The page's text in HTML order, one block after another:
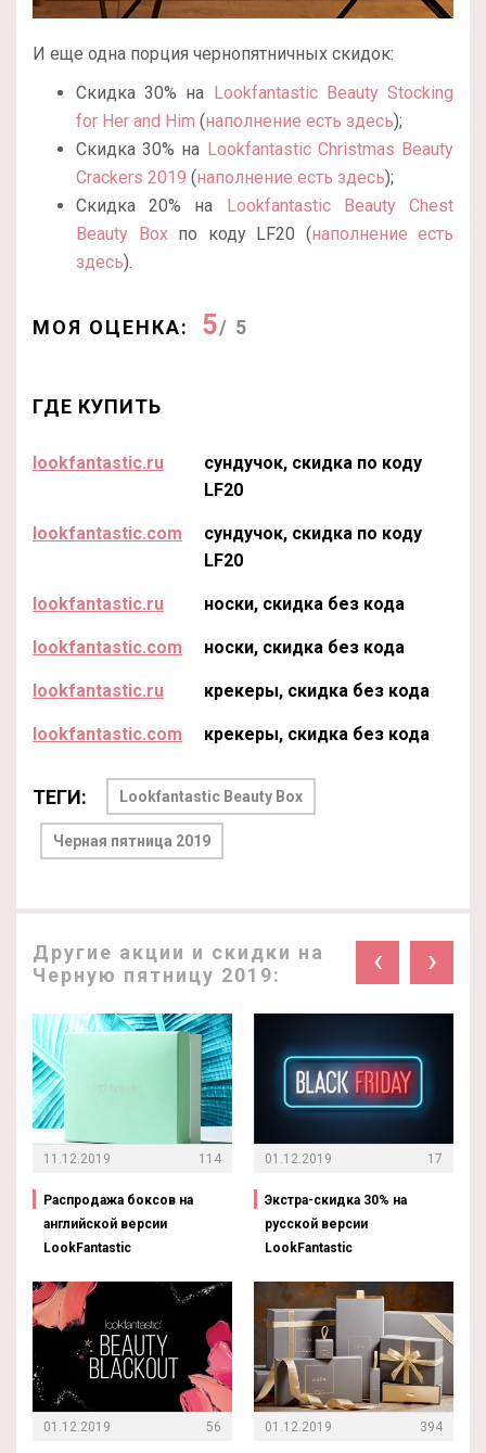
И еще одна порция чернопятничных скидок:
Скидка 30% на Lookfantastic Beauty Stocking
for Her and Him (наполнение есть здесь);
Скидка 30% на Lookfantastic Christmas Beauty
Crackers 2019 (наполнение есть здесь);
Скидка 20% на Lookfantastic Beauty Chest
Beauty Boxпо коду LF20 (наполнение есть
здесь).
МОЯ ОЦЕНКА: 5/ 5
ГДЕ КУПИТЬ
lookfantastic.ru
сундучок, скидка по коду
LF20
lookfantastic.com
сундучок, скидка по коду
LF20
lookfantastic.ru носки, скидка без кода
lookfantastic.com носки, скидка без кода
lookfantastic.ru крекеры, скидка без кода
lookfantastic.com крекеры, скидка без кода
ТЕГИ: Lookfantastic Beauty Box
Черная пятница 2019
Другие акции и скидки на
Черную пятницу 2019:
‹ ›
11.12.2019 114
Распродажа боксов на
английской версии
LookFantastic
01.12.2019 56
01.12.2019 17
Экстра-скидка 30% на
русской версии
LookFantastic
01.12.2019 394